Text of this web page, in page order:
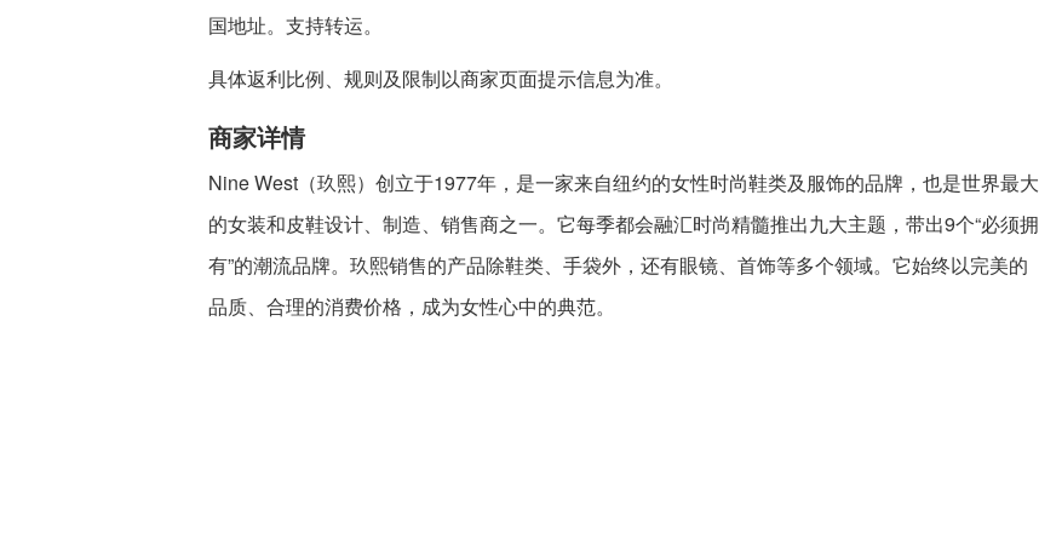
国地址。支持转运。
具体返利比例、规则及限制以商家页面提示信息为准。
商家详情
Nine West（玖熙）创立于1977年，是一家来自纽约的女性时尚鞋类及服饰的品牌，也是世界最大
的女装和皮鞋设计、制造、销售商之一。它每季都会融汇时尚精髓推出九大主题，带出9个“必须拥
有”的潮流品牌。玖熙销售的产品除鞋类、手袋外，还有眼镜、首饰等多个领域。它始终以完美的
品质、合理的消费价格，成为女性心中的典范。